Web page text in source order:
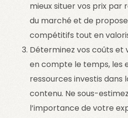
mieux situer vos prix par
du marché et de
compétitifs tout en
Déterminez vos coûts et
en compte le temps, les
ressources investis
contenu. Ne sous-
l’importance de votre